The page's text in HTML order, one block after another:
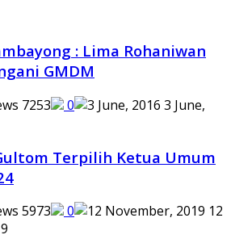
: Lima Rohaniwan
GMDM
7253 0
3 June,
Terpilih Ketua Umum
5973 0
12